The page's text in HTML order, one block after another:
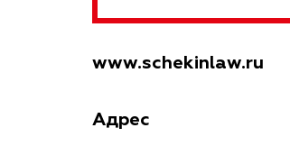
www.schekinlaw.ru
Адрес